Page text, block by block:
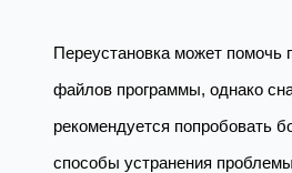
Переустановка может помочь
файлов программы, однако
рекомендуется попробовать
способы устранения